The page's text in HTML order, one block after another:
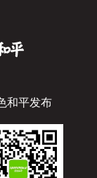
和平发布